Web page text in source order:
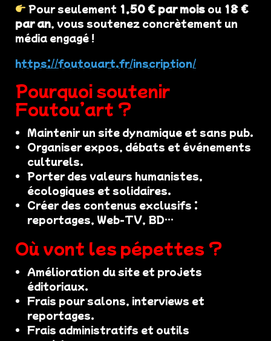
Pour seulement 1,50 € par mois ou 18 €
par an, vous soutenez concrètement un
média engagé !
https://foutouart.fr/inscription/
Pourquoi soutenir
Foutou’art ?
Maintenir un site dynamique et sans pub.
Organiser expos, débats et événements
culturels.
Porter des valeurs humanistes,
écologiques et solidaires.
Créer des contenus exclusifs :
reportages, Web-TV, BD…
Où vont les pépettes ?
Amélioration du site et projets
éditoriaux.
Frais pour salons, interviews et
reportages.
Frais administratifs et outils